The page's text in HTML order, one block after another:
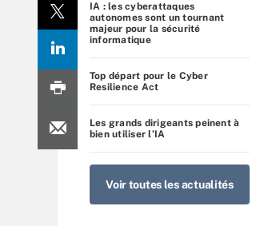
IA : les cyberattaques
autonomes sont un tournant
majeur pour la sécurité
informatique
Top départ pour le Cyber
Resilience Act
Les grands dirigeants peinent à
bien utiliser l’IA
Voir toutes les actualités